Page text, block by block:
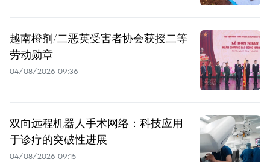
越南橙剂/二恶英受害者协会获授二等
劳动勋章
04/08/2026 09:36
双向远程机器人手术网络：科技应用
于诊疗的突破性进展
04/08/2026 09:15